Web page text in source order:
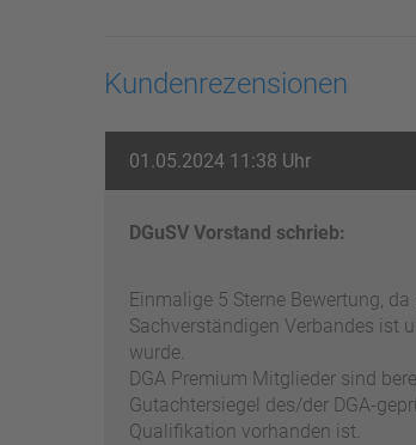
Kundenrezensionen
01.05.2024 11:38 Uhr
DGuSV Vorstand schrieb:
Einmalige 5 Sterne Bewertung,
Sachverständigen Verbandes ist
wurde.
DGA Premium Mitglieder sind
Gutachtersiegel des/der DGA-
Qualifikation vorhanden ist.